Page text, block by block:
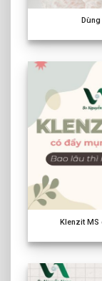
Klenzit MS